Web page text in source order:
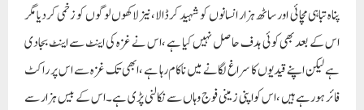
پناہ تباہی مچائی اور ساٹھ ہزار انسانوں کو شہید کرڈالا،نیز لاکھوں لوگوں کو زخمی کردیامگر
اس کے بعد بھی کوئی ہدف حاصل نہیں کیا ہے ،اس نے غزہ کی اینٹ سے اینٹ بجادی
ہے لیکن اپنے قیدیوں کا سراغ لگانے میں ناکام رہا ہے ،ابھی تک غزہ سے اس پر راکٹ
فائر ہورہے ہیں ،اس کو اپنی زمینی فوج وہاں سے نکالنی پڑی ہے ۔اس کے بیس ہزار سے